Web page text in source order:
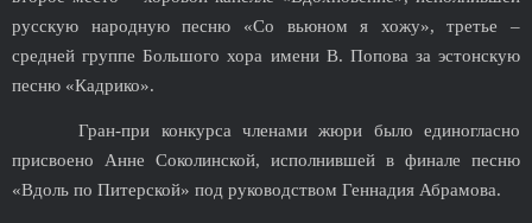
русскую народную песню «Со вьюном я хожу», третье –
средней группе Большого хора имени В. Попова за эстонскую
песню «Кадрико».
Гран-при конкурса членами жюри было единогласно
присвоено Анне Соколинской, исполнившей в финале песню
«Вдоль по Питерской» под руководством Геннадия Абрамова.